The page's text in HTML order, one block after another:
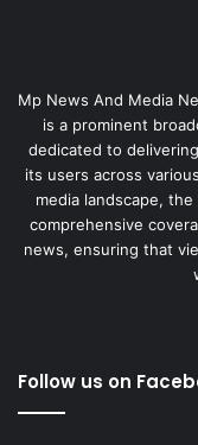
Mp News And Media
is a prominent
dedicated to
its users across
media landscape,
comprehensive
news, ensuring that
Follow us on